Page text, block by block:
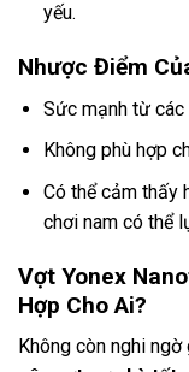
yếu.
Nhược Điểm
Sức mạnh từ các
Không phù hợp
Có thể cảm thấy
chơi nam có thể
Vợt Yonex
Hợp Cho Ai?
Không còn nghi ngờ